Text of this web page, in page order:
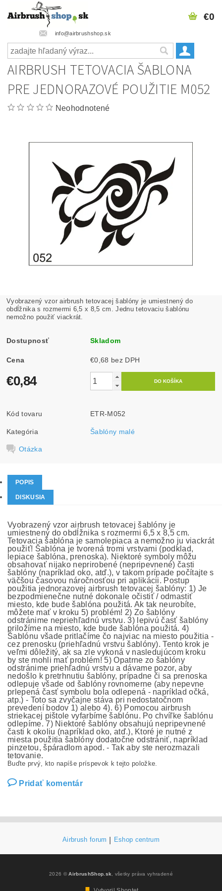
info@airbrushshop.sk
€0
AIRBRUSH TETOVACIA ŠABLONA
PRE JEDNORAZOVÉ POUŽITIE M052
Neohodnotené
Vyobrazený vzor airbrush tetovacej šablóny je umiestnený do
obdĺžnika s rozmermi 6,5 x 8,5 cm. Jednu tetovaciu šablónu
nemožno použiť viackrát.
Dostupnosť Skladom
Cena €0,68 bez DPH
€0,84
Kód tovaru ETR-M052
Kategória Šablóny malé
Otázka
POPIS
DISKUSIA
Vyobrazený vzor airbrush tetovacej šablóny je
umiestnený do obdĺžnika s rozmermi 6,5 x 8,5 cm.
Tetovacia šablóna je samolepiaca a nemožno ju viackrát
použiť! Šablóna je tvorená tromi vrstvami (podklad,
lepiace šablóna, prenoska). Niektoré symboly môžu
obsahovať nijako neprirobené (nepripevnené) časti
šablóny (napríklad oko, atď.), v takom prípade počítajte s
väčšou časovou náročnosťou pri aplikácii. Postup
použitia jednorazovej airbrush tetovacej šablóny: 1) Je
bezpodmienečne nutné dokonale očistiť / odmastiť
miesto, kde bude šablóna použitá. Ak tak neurobíte,
môžete mať v kroku 5) problém! 2) Zo šablóny
odstránime nepriehľadnú vrstvu. 3) lepivú časť šablóny
priložíme na miesto, kde bude šablóna použitá. 4)
Šablónu všade pritlačíme čo najviac na miesto použitia -
cez prenosku (priehľadnú vrstvu šablóny). Tento krok je
veľmi dôležitý, ak sa zle vykoná v nasledujúcom kroku
by ste mohli mať problém! 5) Opatrne zo šablóny
odstránime priehľadnú vrstvu a dávame pozor, aby
nedošlo k pretrhnutiu šablóny, prípadne či sa prenoska
odlepuje všade od šablóny rovnomerne (aby nepevne
prlepená časť symbolu bola odlepená - napríklad očká,
atp.) - Toto sa zvyčajne stáva pri nedostatočnom
prevedení bodov 1) alebo 4). 6) Pomocou airbrush
striekacej pištole vyfarbíme šablónu. Po chvíľke šablónu
odlepíme. 7) Niektoré šablóny obsahujú nepripevnené
časti k okoliu (napríklad oko, atď.), Ktoré je nutné z
miesta použitia šablóny dodatočne odstrániť, napríklad
pinzetou, špáradlom apod. - Tak aby ste nerozmazali
tetovanie.
Buďte prvý, kto napíše príspevok k tejto položke.
Pridať komentár
Airbrush forum Eshop centrum
2026 ©AirbrushShop.sk , všetky práva vyhradené